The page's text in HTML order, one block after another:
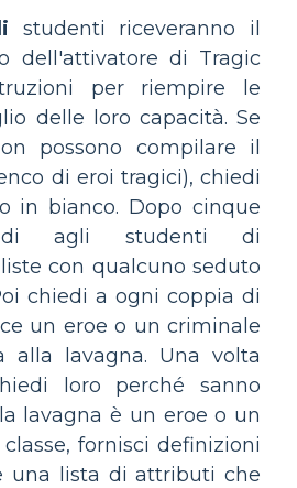
studenti riceveranno il
dell'attivatore di Tragic
per riempire le
delle loro capacità. Se
possono compilare il
di eroi tragici), chiedi
in bianco. Dopo cinque
agli studenti di
con qualcuno seduto
chiedi a ogni coppia di
un eroe o un criminale
lavagna. Una volta
loro perché sanno
lavagna è un eroe o un
fornisci definizioni
una lista di attributi che